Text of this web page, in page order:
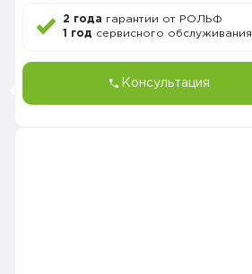
2 года гарантии от РОЛЬФ
1 год сервисного обслуживания
Консультация